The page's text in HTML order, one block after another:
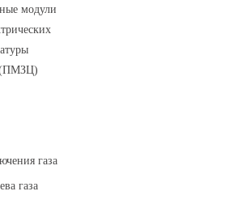
модули
(ПМЗЦ)
газа
газа